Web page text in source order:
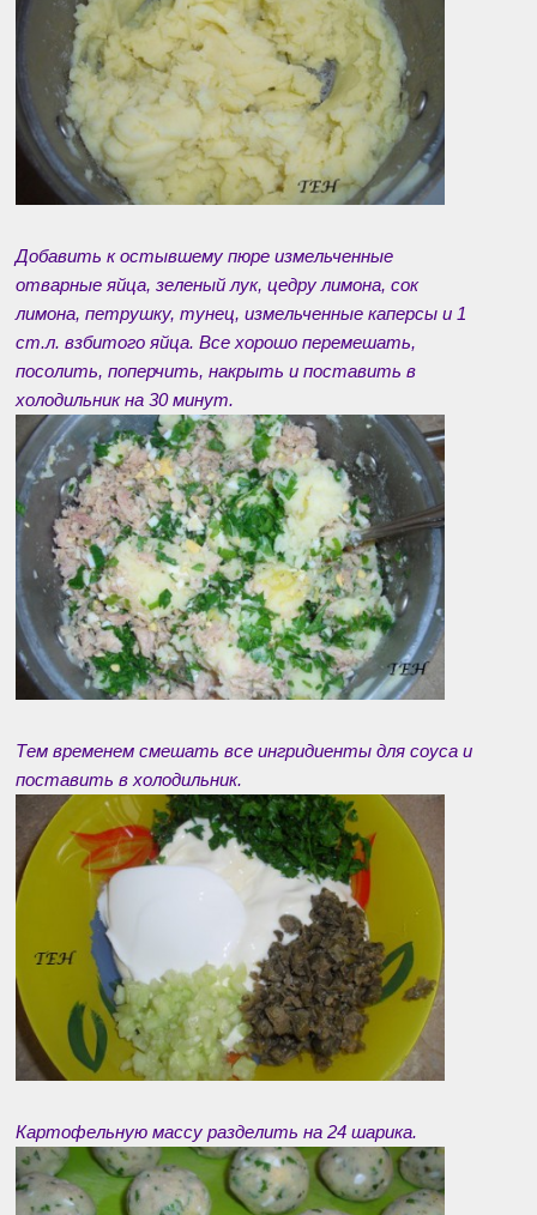
Добавить к остывшему пюре измельченные
отварные яйца, зеленый лук, цедру лимона, сок
лимона, петрушку, тунец, измельченные каперсы и 1
ст.л. взбитого яйца. Все хорошо перемешать,
посолить, поперчить, накрыть и поставить в
холодильник на 30 минут.
Тем временем смешать все ингридиенты для соуса и
поставить в холодильник.
Картофельную массу разделить на 24 шарика.